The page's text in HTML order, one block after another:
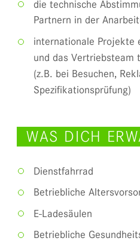
die technische
Partnern in der
internationale Projekte
und das Vertriebsteam
(z.B. bei Besuchen,
Spezifikationsprüfung)
WAS DICH
Dienstfahrrad
Betriebliche
E-Ladesäulen
Betriebliche